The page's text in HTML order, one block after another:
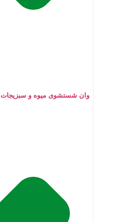
وان شستشوی میوه و سبزیجات